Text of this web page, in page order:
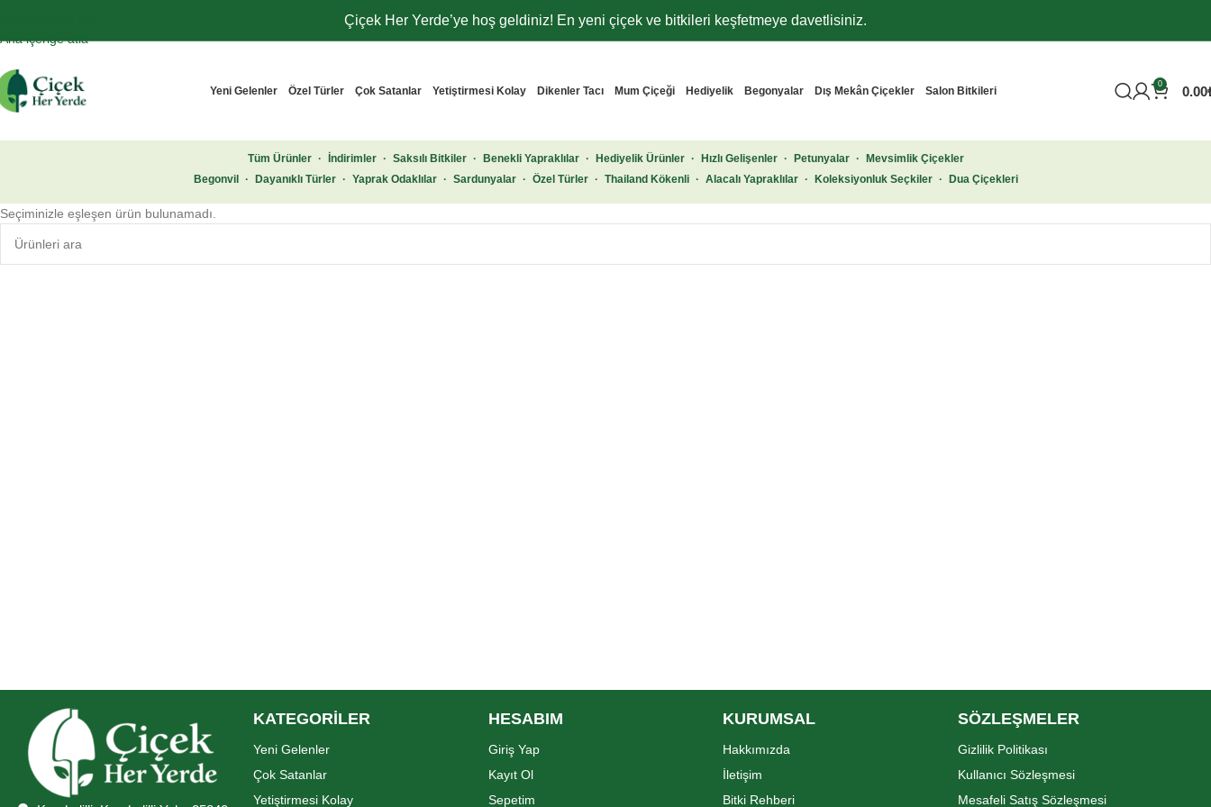
Ana içeriğe atla
Çiçek Her Yerde’ye hoş geldiniz! En yeni çiçek ve bitkileri keşfetmeye davetlisiniz.
Yeni Gelenler Özel Türler Çok Satanlar Yetiştirmesi Kolay Dikenler Tacı Mum Çiçeği Hediyelik Begonyalar Dış Mekân Çiçekler Salon Bitkileri
0 0.00
Tüm Ürünler · İndirimler · Saksılı Bitkiler · Benekli Yapraklılar · Hediyelik Ürünler · Hızlı Gelişenler · Petunyalar ·
Mevsimlik Çiçekler
Begonvil
· Dayanıklı Türler · Yaprak Odaklılar · Sardunyalar · Özel Türler · Thailand Kökenli · Alacalı Yapraklılar · Koleksiyonluk Seçkiler · Dua Çiçekleri
Seçiminizle eşleşen ürün bulunamadı.
KATEGORİLER
Yeni Gelenler
Çok Satanlar
Yetiştirmesi Kolay
HESABIM
Giriş Yap
Kayıt Ol
Sepetim
KURUMSAL
Hakkımızda
İletişim
Bitki Rehberi
SÖZLEŞMELER
Gizlilik Politikası
Kullanıcı Sözleşmesi
Mesafeli Satış Sözleşmesi